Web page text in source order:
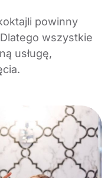
powinny
wszystkie
usługę,